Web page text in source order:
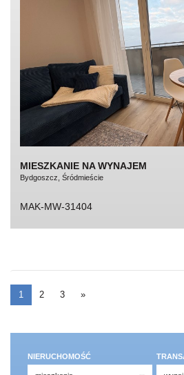
MIESZKANIE NA WYNAJEM
Bydgoszcz, Śródmieście
MAK-MW-31404
1 2 3 »
NIERUCHOMOŚĆ